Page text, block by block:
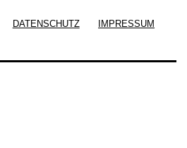
DATENSCHUTZ IMPRESSUM